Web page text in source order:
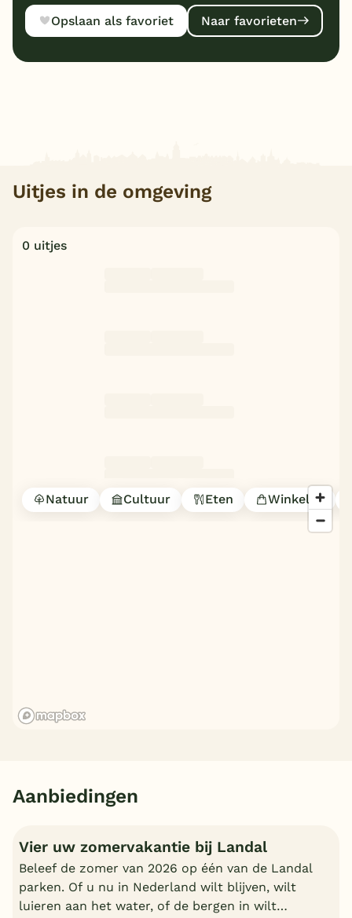
Opslaan als favoriet Naar favorieten
Uitjes in de omgeving
0 uitjes
Natuur Cultuur Eten Winkelen
Aanbiedingen
Vier uw zomervakantie bij Landal
Beleef de zomer van 2026 op één van de Landal
parken. Of u nu in Nederland wilt blijven, wilt
luieren aan het water, of de bergen in wilt